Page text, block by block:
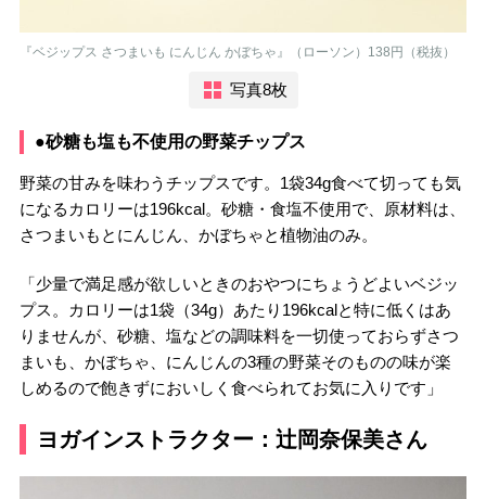
『ベジップス さつまいも にんじん かぼちゃ』（ローソン）138円（税抜）
写真8枚
●砂糖も塩も不使用の野菜チップス
野菜の甘みを味わうチップスです。1袋34g食べて切っても気
になるカロリーは196kcal。砂糖・食塩不使用で、原材料は、
さつまいもとにんじん、かぼちゃと植物油のみ。
「少量で満足感が欲しいときのおやつにちょうどよいベジッ
プス。カロリーは1袋（34g）あたり196kcalと特に低くはあ
りませんが、砂糖、塩などの調味料を一切使っておらずさつ
まいも、かぼちゃ、にんじんの3種の野菜そのものの味が楽
しめるので飽きずにおいしく食べられてお気に入りです」
ヨガインストラクター：辻岡奈保美さん